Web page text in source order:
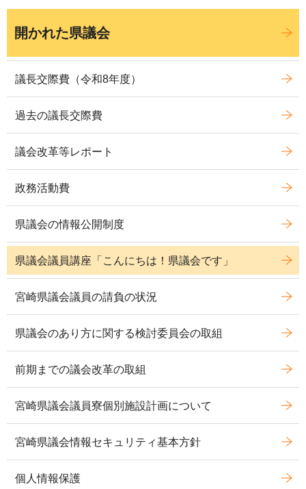
開かれた県議会
議長交際費（令和8年度）
過去の議長交際費
議会改革等レポート
政務活動費
県議会の情報公開制度
県議会議員講座「こんにちは！県議会です」
宮崎県議会議員の請負の状況
県議会のあり方に関する検討委員会の取組
前期までの議会改革の取組
宮崎県議会議員寮個別施設計画について
宮崎県議会情報セキュリティ基本方針
個人情報保護